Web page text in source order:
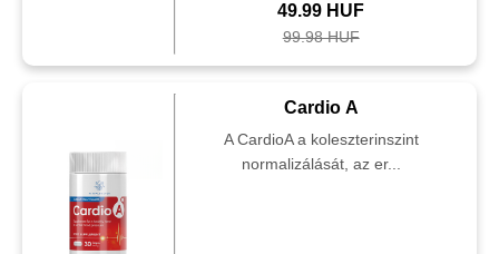
49.99 HUF
99.98 HUF
Cardio A
A CardioA a koleszterinszint
normalizálását, az er...